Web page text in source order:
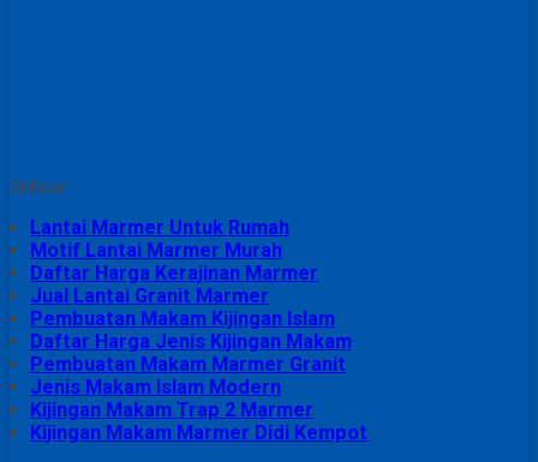
Sidebar
Lantai Marmer Untuk Rumah
Motif Lantai Marmer Murah
Daftar Harga Kerajinan Marmer
Jual Lantai Granit Marmer
Pembuatan Makam Kijingan Islam
Daftar Harga Jenis Kijingan Makam
Pembuatan Makam Marmer Granit
Jenis Makam Islam Modern
Kijingan Makam Trap 2 Marmer
Kijingan Makam Marmer Didi Kempot